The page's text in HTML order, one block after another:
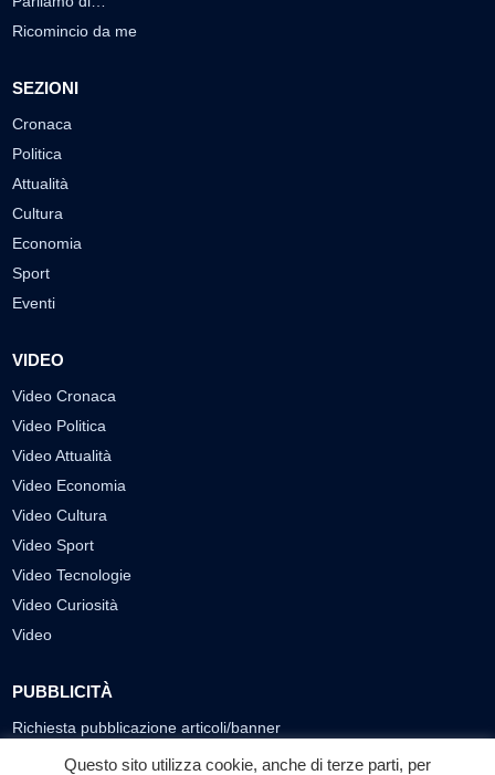
Ricomincio da me
SEZIONI
Cronaca
Politica
Attualità
Cultura
Economia
Sport
Eventi
VIDEO
Video Cronaca
Video Politica
Video Attualità
Video Economia
Video Cultura
Video Sport
Video Tecnologie
Video Curiosità
Video
PUBBLICITÀ
Richiesta pubblicazione articoli/banner
Questo sito utilizza cookie, anche di terze parti, per